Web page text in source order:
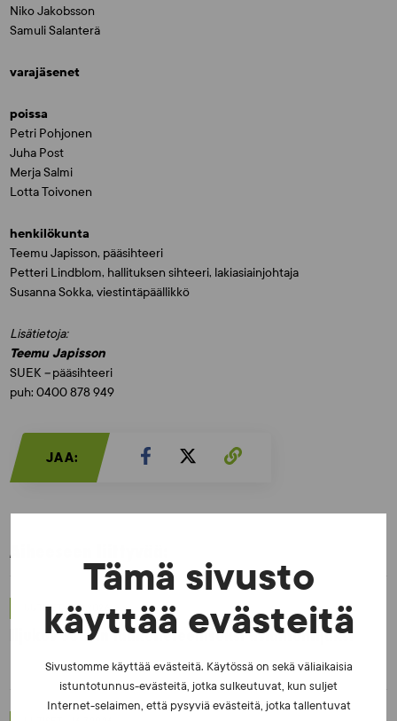
Tämä sivusto
käyttää evästeitä
Sivustomme käyttää evästeitä. Käytössä on sekä väliaikaisia
istuntotunnus-evästeitä, jotka sulkeutuvat, kun suljet
Internet-selaimen, että pysyviä evästeitä, jotka tallentuvat
Niko Jakobsson
Samuli Salanterä
varajäsenet
poissa
Petri Pohjonen
Juha Post
Merja Salmi
Lotta Toivonen
henkilökunta
Teemu Japisson, pääsihteeri
Petteri Lindblom, hallituksen sihteeri, lakiasiainjohtaja
Susanna Sokka, viestintäpäällikkö
Lisätietoja:
Teemu Japisson
SUEK –pääsihteeri
puh: 0400 878 949
JAA:
Aiheeseen liittyvää:
UUTISET - 5.8.2026
Iljukov SUEKin lääketieteelliseksi asiantuntijaksi